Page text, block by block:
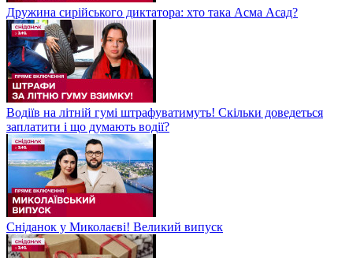
Дружина сирійського диктатора: хто така Асма Асад?
Водіїв на літній гумі штрафуватимуть! Скільки доведеться
заплатити і що думають водії?
Сніданок у Миколаєві! Великий випуск